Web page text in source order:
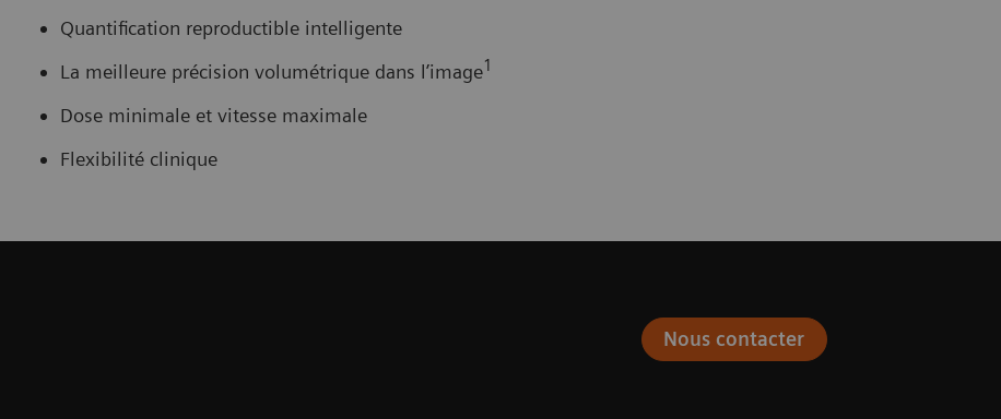
Quantification reproductible intelligente
La meilleure précision volumétrique dans l’image1
Dose minimale et vitesse maximale
Flexibilité clinique
Nous contacter